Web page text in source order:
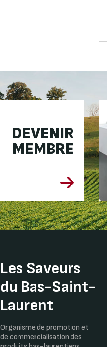
DEVENIR
MEMBRE
Les Saveurs
du Bas-Saint-
Laurent
Organisme de promotion et
de commercialisation des